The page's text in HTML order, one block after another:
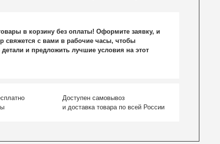
в корзину без оплаты! Оформите заявку, и
свяжется с вами в рабочие часы, чтобы
детали и предложить лучшие условия на этот
Доступен самовывоз
и доставка товара по всей России